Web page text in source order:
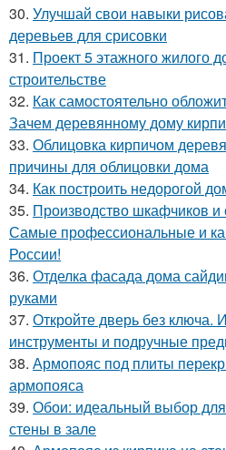
30. Улучшай свои навыки
деревьев для срисовки
31. Проект 5 этажного жилого
строительстве
32. Как самостоятельно
Зачем деревянному дому
33. Облицовка кирпичом
причины для облицовки дома
34. Как построить недорогой
35. Производство шкафчиков и
Самые профессиональные и
России!
36. Отделка фасада дома
руками
37. Откройте дверь без ключа.
инструменты и подручные
38. Армопояс под плиты
армопояса
39. Обои: идеальный выбор
стены в зале